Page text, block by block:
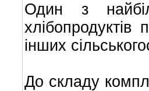
Один з
інших
До складу